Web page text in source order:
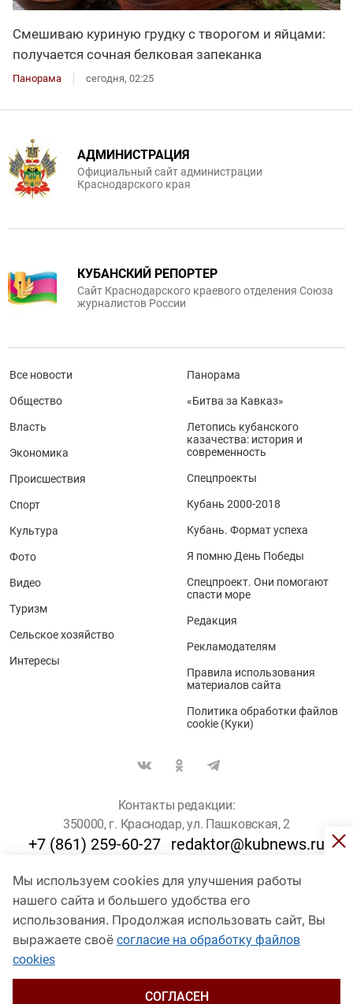
Смешиваю куриную грудку с творогом и яйцами:
получается сочная белковая запеканка
Панорама сегодня, 02:25
Мы используем cookies для улучшения работы
нашего сайта и большего удобства его
использования. Продолжая использовать сайт, Вы
выражаете своё согласие на обработку файлов
cookies
СОГЛАСЕН
АДМИНИСТРАЦИЯ
Официальный сайт администрации
Краснодарского края
КУБАНСКИЙ РЕПОРТЕР
Сайт Краснодарского краевого отделения Союза
журналистов России
Все новости
Общество
Власть
Экономика
Происшествия
Спорт
Культура
Фото
Видео
Туризм
Сельское хозяйство
Интересы
Панорама
«Битва за Кавказ»
Летопись кубанского
казачества: история и
современность
Спецпроекты
Кубань 2000-2018
Кубань. Формат успеха
Я помню День Победы
Спецпроект. Они помогают
спасти море
Редакция
Рекламодателям
Правила использования
материалов сайта
Политика обработки файлов
cookie (Куки)
Контакты редакции:
350000, г. Краснодар, ул. Пашковская, 2
+7 (861) 259-60-27 redaktor@kubnews.ru
Для пользователей старше 16 лет
© Кубанские Новости, 2017
Сетевое издание «kubnews» зарегистрировано Федеральной
службой по надзору в сфере связи, информационных технологий
и массовых коммуникаций (Роскомнадзор). Регистрационный
Пашковская, 2). Главный редактор – Филиппов О. Ю.